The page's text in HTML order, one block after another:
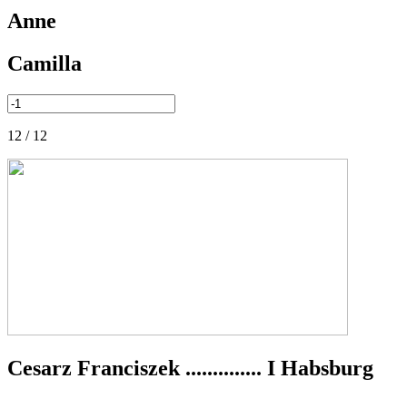
Anne
Camilla
12 / 12
Cesarz Franciszek .............. I Habsburg